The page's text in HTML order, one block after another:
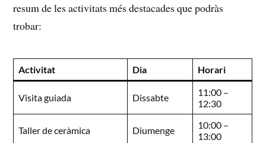
‍resum de les activitats més destacades que podràs
trobar:
Activitat Dia Horari
Visita guiada Dissabte
11:00 –
12:30
Taller ⁣de ceràmica Diumenge
10:00 –
13:00